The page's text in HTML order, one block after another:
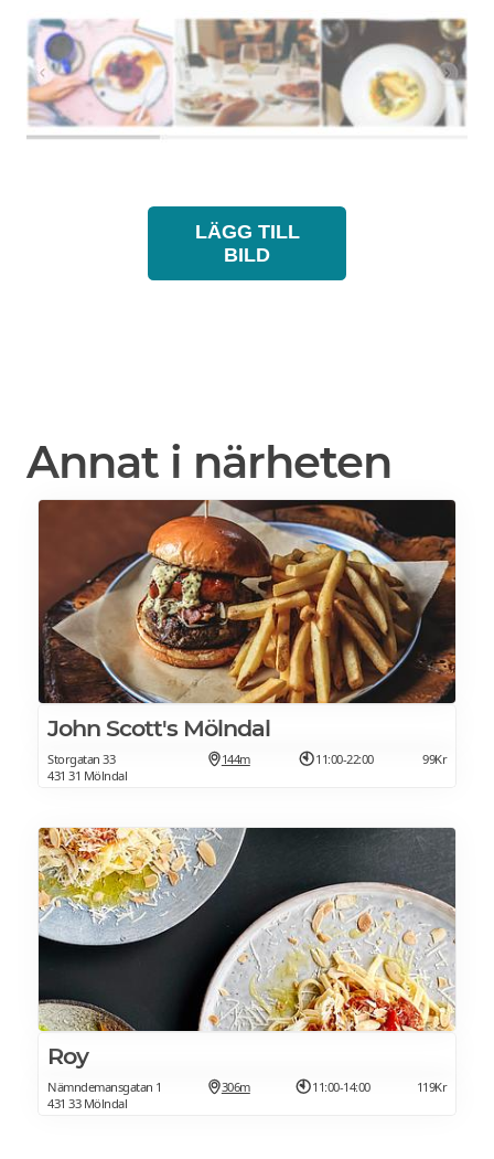
LÄGG TILL
BILD
Annat i närheten
John Scott's Mölndal
Storgatan 33
431 31 Mölndal
144m 11:00-22:00 99Kr
Roy
Nämndemansgatan 1
431 33 Mölndal
306m 11:00-14:00 119Kr